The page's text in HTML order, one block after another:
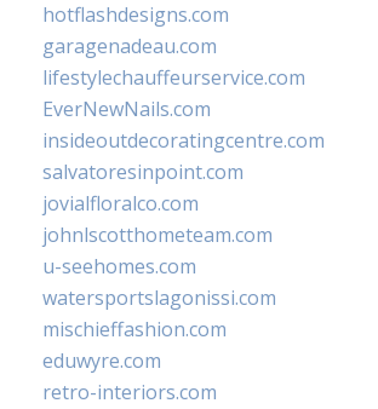
hotflashdesigns.com
garagenadeau.com
lifestylechauffeurservice.com
EverNewNails.com
insideoutdecoratingcentre.com
salvatoresinpoint.com
jovialfloralco.com
johnlscotthometeam.com
u-seehomes.com
watersportslagonissi.com
mischieffashion.com
eduwyre.com
retro-interiors.com